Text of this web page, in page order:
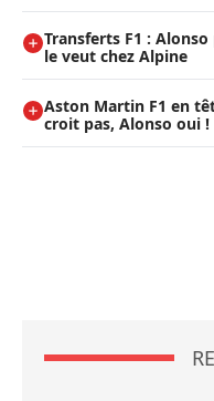
Transferts F1 :
le veut chez Alpine
Aston Martin F1 en
croit pas, Alonso oui !